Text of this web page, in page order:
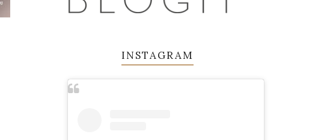
INSTAGRAM